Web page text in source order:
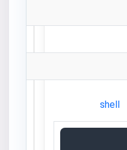
shell